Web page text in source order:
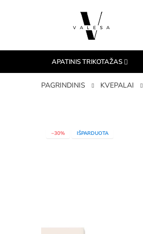
APATINIS TRIKOTAŽAS
PAGRINDINIS KVEPALAI
−30% IŠPARDUOTA